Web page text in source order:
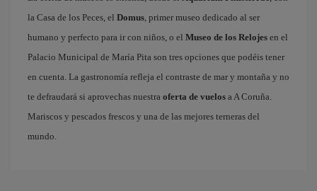
la Casa de los Peces, el Domus, primer museo dedicado al ser
humano y perfecto para ir con niños, o el Museo de los Relojes en el
Palacio Municipal de María Pita son tres opciones que podéis tener
en cuenta. La gastronomía refleja el contraste de mar y montaña y no
te defraudará si aprovechas nuestra oferta de vuelos a A Coruña.
Mariscos y pescados frescos y una de las mejores terneras del
mundo.